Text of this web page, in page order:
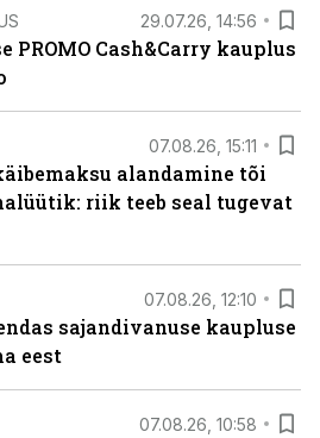
29.07.26, 14:56
PROMO Cash&Carry kauplus
07.08.26, 15:11
alandamine tõi
riik teeb seal tugevat
07.08.26, 12:10
sajandivanuse kaupluse
eest
07.08.26, 10:58